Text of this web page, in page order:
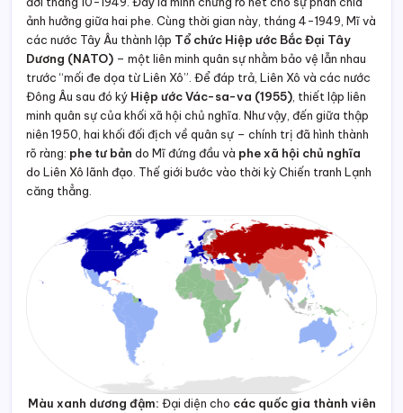
ảnh hưởng giữa hai phe. Cùng thời gian này, tháng 4-1949, Mĩ và
các nước Tây Âu thành lập Tổ chức Hiệp ước Bắc Đại Tây
Dương (NATO) – một liên minh quân sự nhằm bảo vệ lẫn nhau
trước “mối đe dọa từ Liên Xô”. Để đáp trả, Liên Xô và các nước
Đông Âu sau đó ký Hiệp ước Vác-sa-va (1955), thiết lập liên
minh quân sự của khối xã hội chủ nghĩa. Như vậy, đến giữa thập
niên 1950, hai khối đối địch về quân sự – chính trị đã hình thành
rõ ràng: phe tư bản do Mĩ đứng đầu và phe xã hội chủ nghĩa
do Liên Xô lãnh đạo. Thế giới bước vào thời kỳ Chiến tranh Lạnh
căng thẳng.
Màu xanh dương đậm: Đại diện cho các quốc gia thành viên